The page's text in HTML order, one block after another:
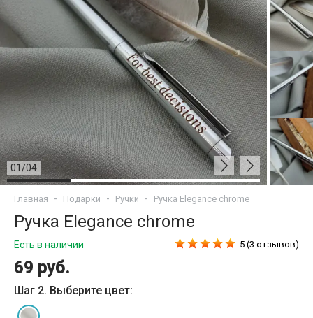
01 /04
Главная Подарки Ручки Ручка Elegance chrome
Ручка Elegance chrome
Есть в наличии
69 руб.
5 (3 отзывов)
Шаг 2. Выберите цвет: